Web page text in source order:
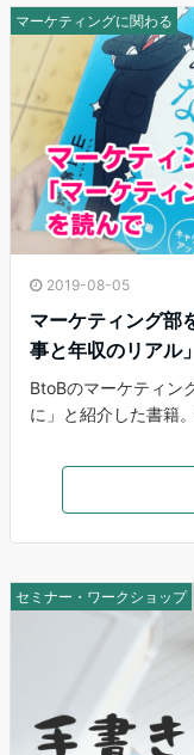
マーケティングに関わる
2019-08-05
マーケティング部
事と年収のリアル
BtoBのマーケティン
に」と紹介した書籍
セミナー・ワークショップ